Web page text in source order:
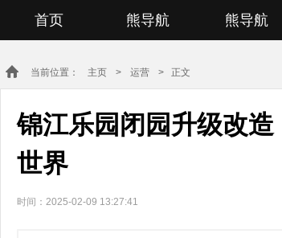
首页 熊导航 熊导航
当前位置： 主页 > 运营 > 正文
锦江乐园闭园升级改
世界
时间：2025-02-09 13:27:41